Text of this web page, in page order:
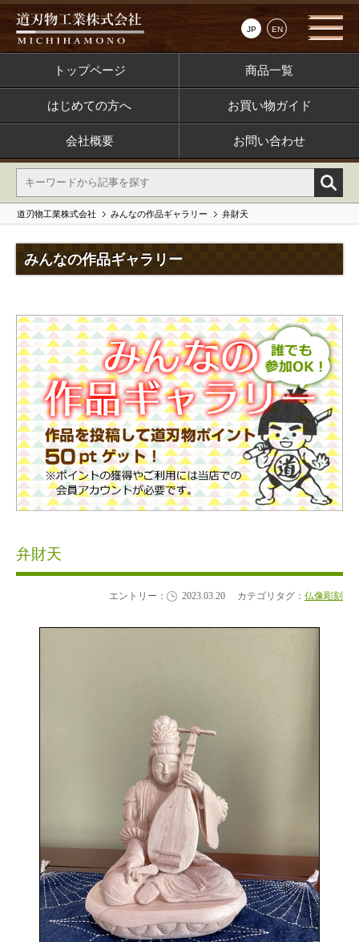
JP EN
トップページ 商品一覧
はじめての方へ お買い物ガイド
会社概要 お問い合わせ
道刃物工業株式会社 みんなの作品ギャラリー 弁財天
みんなの作品ギャラリー
弁財天
エントリー： 2023.03.20 カテゴリタグ： 仏像彫刻